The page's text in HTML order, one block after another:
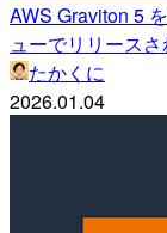
AWS Graviton 5
ューでリリース
たかくに
2026.01.04